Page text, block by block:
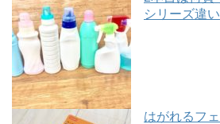
シリーズ違い
はがれるフ